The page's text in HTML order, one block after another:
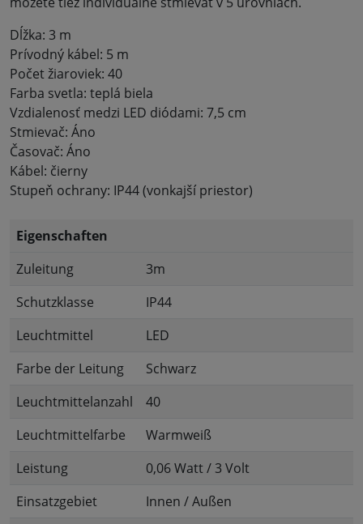
Dĺžka: 3 m
Prívodný kábel: 5 m
Počet žiaroviek: 40
Farba svetla: teplá biela
Vzdialenosť medzi LED diódami: 7,5 cm
Stmievač: Áno
Časovač: Áno
Kábel: čierny
Stupeň ochrany: IP44 (vonkajší priestor)
Eigenschaften
Zuleitung
3m
Schutzklasse
IP44
Leuchtmittel
LED
Farbe der Leitung
Schwarz
Leuchtmittelanzahl
40
Leuchtmittelfarbe
Warmweiß
Leistung
0,06 Watt / 3 Volt
Einsatzgebiet
Innen / Außen